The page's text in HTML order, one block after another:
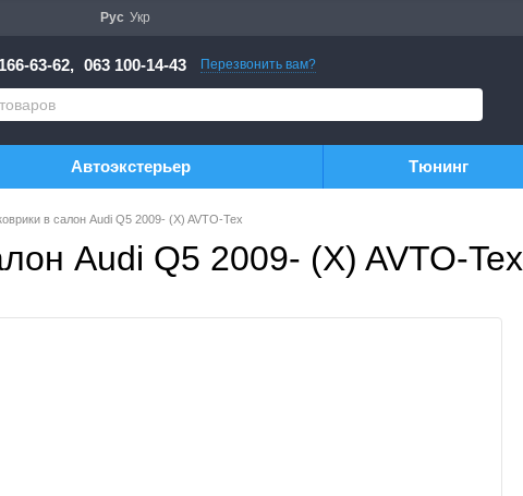
Рус Укр
63-62, 063 100-14-43 Перезвонить вам?
Автоэкстерьер Тюнинг
в салон Audi Q5 2009- (X) AVTO-Tex
Audi Q5 2009- (X) AVTO-Tex